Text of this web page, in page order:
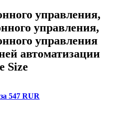
управления,
управления,
управления
автоматизации
Size
547 RUR